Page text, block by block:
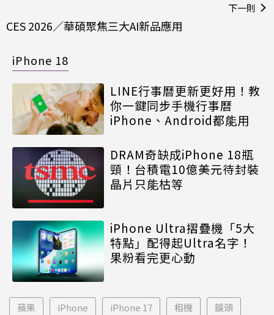
下一則
CES 2026／華碩聚焦三大AI新品應用
iPhone 18
LINE行事曆更新更好用！教
你一鍵同步手機行事曆
iPhone、Android都能用
DRAM奇缺成iPhone 18瓶
頸！台積電10億美元待封裝
晶片只能枯等
iPhone Ultra摺疊機「5大
特點」配得起Ultra名字！
果粉看完更心動
蘋果 iPhone iPhone 17 相機 鏡頭